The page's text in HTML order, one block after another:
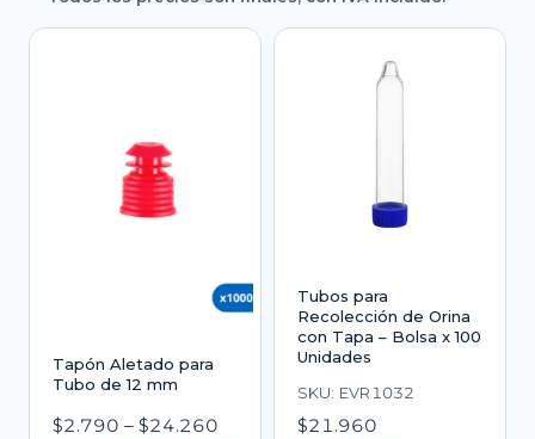
Tapón Aletado para
Tubo de 12 mm
$2.790 – $24.260Rango
Tubos para
Recolección de Orina
con Tapa – Bolsa x 100
Unidades
SKU: EVR1032
$21.960